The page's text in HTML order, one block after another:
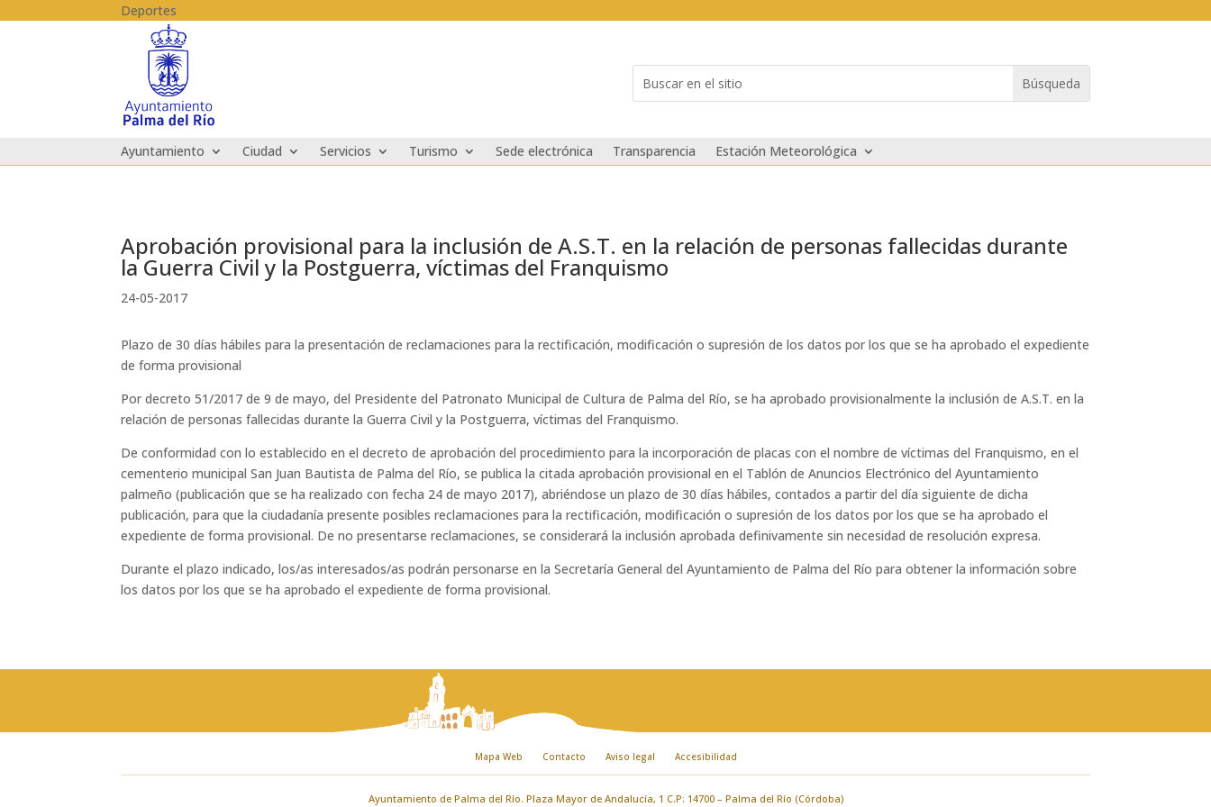
Deportes
for...
Ayuntamiento Ciudad Servicios Turismo Sede electrónica Transparencia Estación Meteorológica
Aprobación provisional para la inclusión de A.S.T. en la relación de personas fallecidas durante
la Guerra Civil y la Postguerra, víctimas del Franquismo
24-05-2017
Plazo de 30 días hábiles para la presentación de reclamaciones para la rectificación, modificación o supresión de los datos por los que se ha aprobado el expediente
de forma provisional
Por decreto 51/2017 de 9 de mayo, del Presidente del Patronato Municipal de Cultura de Palma del Río, se ha aprobado provisionalmente la inclusión de A.S.T. en la
relación de personas fallecidas durante la Guerra Civil y la Postguerra, víctimas del Franquismo.
De conformidad con lo establecido en el decreto de aprobación del procedimiento para la incorporación de placas con el nombre de víctimas del Franquismo, en el
cementerio municipal San Juan Bautista de Palma del Río, se publica la citada aprobación provisional en el Tablón de Anuncios Electrónico del Ayuntamiento
palmeño (publicación que se ha realizado con fecha 24 de mayo 2017), abriéndose un plazo de 30 días hábiles, contados a partir del día siguiente de dicha
publicación, para que la ciudadanía presente posibles reclamaciones para la rectificación, modificación o supresión de los datos por los que se ha aprobado el
expediente de forma provisional. De no presentarse reclamaciones, se considerará la inclusión aprobada definivamente sin necesidad de resolución expresa.
Durante el plazo indicado, los/as interesados/as podrán personarse en la Secretaría General del Ayuntamiento de Palma del Río para obtener la información sobre
los datos por los que se ha aprobado el expediente de forma provisional.
Mapa Web Contacto Aviso legal Accesibilidad
Ayuntamiento de Palma del Río. Plaza Mayor de Andalucía, 1 C.P: 14700 – Palma del Río (Córdoba)